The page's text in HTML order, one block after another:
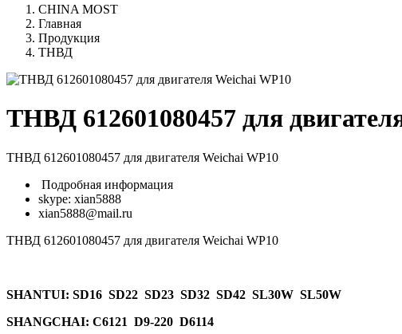
CHINA MOST
Главная
Продукция
ТНВД
ТНВД 612601080457 для
ТНВД 612601080457 для двигателя Weichai WP10
Подробная информация
skype: xian5888
xian5888@mail.ru
ТНВД 612601080457 для двигателя Weichai WP10
SHANTUI: SD16 SD22 SD23 SD32 SD42 SL30W SL50W
SHANGCHAI: C6121 D9-220 D6114